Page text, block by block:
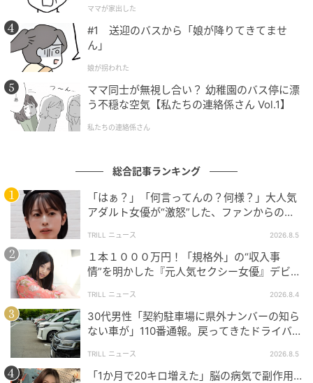
ウーマンエキサイト
ウーマンエキサイト
ママが家出した
#1 送迎のバスから「娘が降りてきてませ
ん」
娘が拐われた
ママ同士が無視し合い？ 幼稚園のバス停に漂
う不穏な空気【私たちの連絡係さん Vol.1】
私たちの連絡係さん
総合記事ランキング
「はぁ？」「何言ってんの？何様？」大人気
アダルト女優が“激怒”した、ファンからの
TRILL ニュース 2026.8.5
１本１０００万円！「規格外」の“収入事
情”を明かした『元人気セクシー女優』デビュ
TRILL ニュース 2026.8.4
30代男性「契約駐車場に県外ナンバーの知ら
ない車が」110番通報。戻ってきたドライバー
TRILL ニュース 2026.8.5
「1か月で20キロ増えた」脳の病気で副作用…